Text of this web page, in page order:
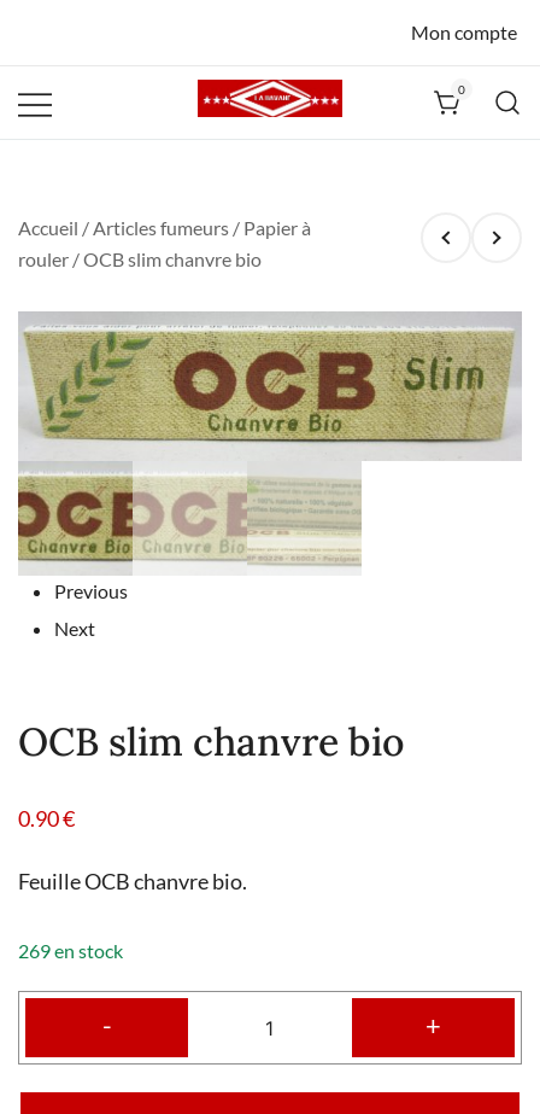
Mon compte
0
Accueil /Articles fumeurs / Papier à
rouler / OCB slim chanvre bio
Previous
Next
OCB slim chanvre bio
0.90€
Feuille OCB chanvre bio.
269 en stock
- +